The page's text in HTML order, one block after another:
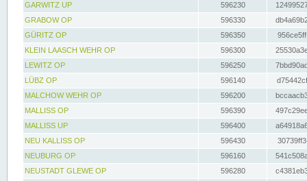
GARWITZ UP
596230
GRABOW OP
596330
GÜRITZ OP
596350
KLEIN LAASCH WEHR OP
596300
LEWITZ OP
596250
LÜBZ OP
596140
MALCHOW WEHR OP
596200
MALLISS OP
596390
MALLISS UP
596400
NEU KALLISS OP
596430
NEUBURG OP
596160
NEUSTADT GLEWE OP
596280